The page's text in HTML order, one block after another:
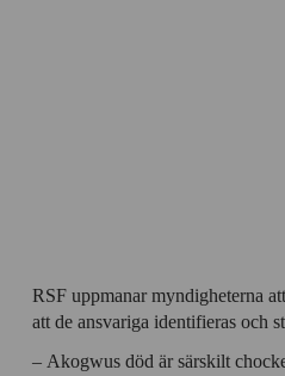
RSF uppmanar myndigheterna
att de ansvariga identifieras och
– Akogwus död är särskilt